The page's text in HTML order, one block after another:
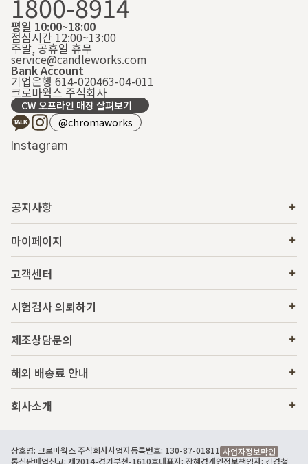
평일 10:00~18:00
점심시간 12:00~13:00
주말, 공휴일 휴무
service@candleworks.com
Bank Account
기업은행 614-020463-04-011
크로마웍스 주식회사
CW 오프라인 매장 살펴보기
@chromaworks
Instagram
공지사항
마이페이지
고객센터
시험검사 의뢰하기
제조상담문의
해외 배송료 안내
회사소개
상호명: 크로마웍스 주식회사사업자등록번호: 130-87-01811 사업자정보확인
통신판매업신고: 제2014-경기부천-1610호대표자: 장혜경개인정보책임자: 김경철